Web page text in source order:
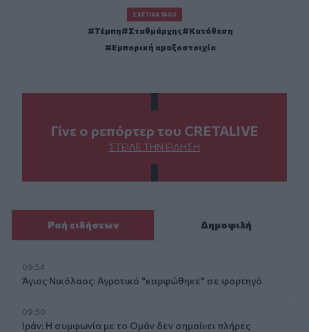
ΣΧΕΤΙΚΆ TAGS
Τέμπη Σταθμάρχης
Κατάθεση
Εμπορική αμαξοστοιχία
Γίνε ο ρεπόρτερ του CRETALIVE
ΣΤΕΊΛΕ ΤΗΝ ΕΊΔΗΣΗ
Ροή ειδήσεων Δημοφιλή
09:54
Άγιος Νικόλαος: Αγροτικό "καρφώθηκε" σε φορτηγό
09:50
Ιράν: Η συμφωνία με το Ομάν δεν σημαίνει πλήρες